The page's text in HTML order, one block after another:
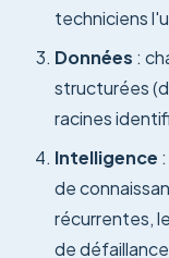
techniciens
Données :
structurées
racines
Intelligence
de
récurrentes,
de